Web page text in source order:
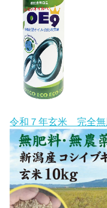
令和７年玄米 完全